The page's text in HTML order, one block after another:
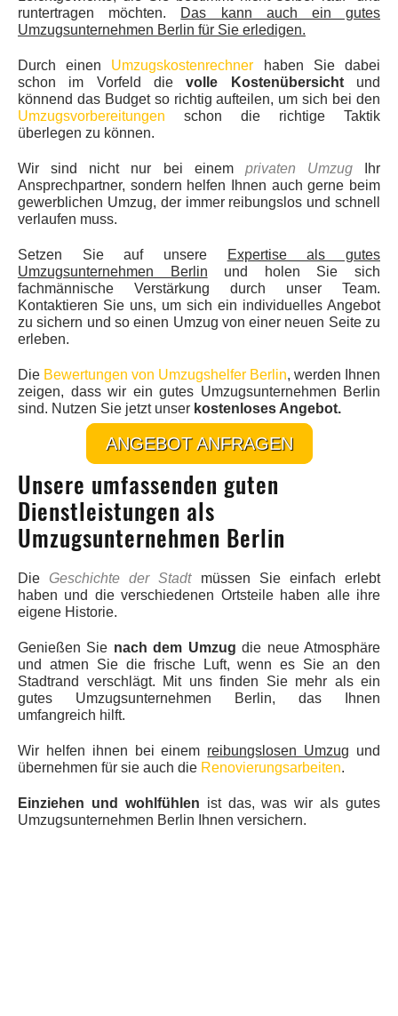
runtertragen möchten. Das kann auch ein gutes
Umzugsunternehmen Berlin für Sie erledigen.
Durch einen Umzugskostenrechner haben Sie dabei
schon im Vorfeld dievolle Kostenübersichtund
könnend das Budget so richtig aufteilen, um sich bei den
Umzugsvorbereitungen schon die richtige Taktik
überlegen zu können.
Wir sind nicht nur bei einem privaten UmzugIhr
Ansprechpartner, sondern helfen Ihnen auch gerne beim
gewerblichen Umzug, der immer reibungslos und schnell
verlaufen muss.
Setzen Sie auf unsere
Expertise als gutes
Umzugsunternehmen Berlin und holen Sie sich
fachmännische Verstärkung durch unser Team.
Kontaktieren Sie uns, um sich ein individuelles Angebot
zu sichern und so einen Umzug von einer neuen Seite zu
erleben.
Die Bewertungen von Umzugshelfer Berlin, werden Ihnen
zeigen, dass wir ein gutes Umzugsunternehmen Berlin
sind. Nutzen Sie jetzt unser kostenloses Angebot.
ANGEBOT ANFRAGEN
Unsere umfassenden guten
Dienstleistungen als
Umzugsunternehmen Berlin
Die Geschichte der Stadtmüssen Sie einfach erlebt
haben und die verschiedenen Ortsteile haben alle ihre
eigene Historie.
Genießen Sie nach dem Umzug die neue Atmosphäre
und atmen Sie die frische Luft, wenn es Sie an den
Stadtrand verschlägt. Mit uns finden Sie mehr als ein
gutes Umzugsunternehmen Berlin, das Ihnen
umfangreich hilft.
Wir helfen ihnen bei einem reibungslosen Umzug und
übernehmen für sie auch die Renovierungsarbeiten.
Einziehen und wohlfühlen ist das, was wir als gutes
Umzugsunternehmen Berlin Ihnen versichern.